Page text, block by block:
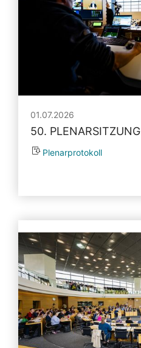
01.07.2026
50. PLENARSITZUNG
Plenarprotokoll